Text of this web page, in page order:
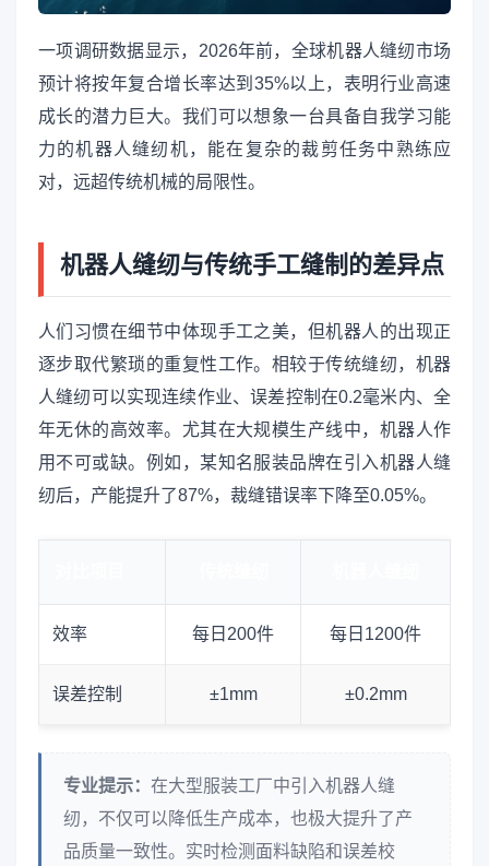
一项调研数据显示，2026年前，全球机器人缝纫市场
预计将按年复合增长率达到35%以上，表明行业高速
成长的潜力巨大。我们可以想象一台具备自我学习能
力的机器人缝纫机，能在复杂的裁剪任务中熟练应
对，远超传统机械的局限性。
机器人缝纫与传统手工缝制的差异点
人们习惯在细节中体现手工之美，但机器人的出现正
逐步取代繁琐的重复性工作。相较于传统缝纫，机器
人缝纫可以实现连续作业、误差控制在0.2毫米内、全
年无休的高效率。尤其在大规模生产线中，机器人作
用不可或缺。例如，某知名服装品牌在引入机器人缝
纫后，产能提升了87%，裁缝错误率下降至0.05%。
效率 每日200件 每日1200件
误差控制 ±1mm ±0.2mm
专业提示： 在大型服装工厂中引入机器人缝
纫，不仅可以降低生产成本，也极大提升了产
品质量一致性。实时检测面料缺陷和误差校